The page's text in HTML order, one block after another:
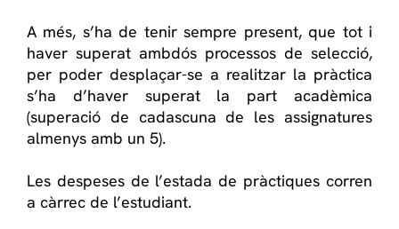
A més, s’ha de tenir sempre present, que tot i
haver superat ambdós processos de selecció,
per poder desplaçar-se a realitzar la pràctica
s’ha d’haver superat la part acadèmica
(superació de cadascuna de les assignatures
almenys amb un 5).
Les despeses de l’estada de pràctiques corren
a càrrec de l’estudiant.